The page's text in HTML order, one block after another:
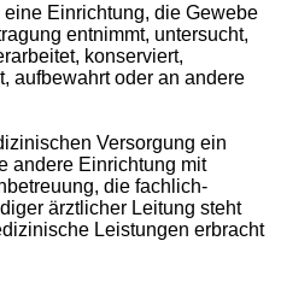
Einrichtung, die Gewebe
entnimmt, untersucht,
konserviert,
aufbewahrt oder an andere
Versorgung ein
andere Einrichtung mit
die fachlich-
ärztlicher Leitung steht
Leistungen erbracht